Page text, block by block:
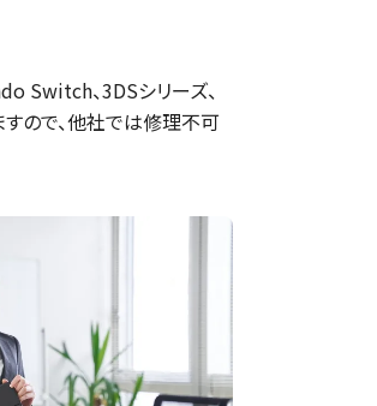
Switch、3DSシリーズ、
ので、他社では修理不可